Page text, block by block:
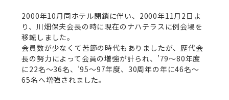
2000年10月同ホテル閉鎖に伴い、2000年11月2日よ
り、川畑保夫会長の時に現在のナハテラスに例会場を
移転しました。
会員数が少なくて苦節の時代もありましたが、歴代会
長の努力によって会員の増強が計られ、’79～80年度
に22名～36名、’95～97年度、30周年の年に46名～
65名へ増強されました。